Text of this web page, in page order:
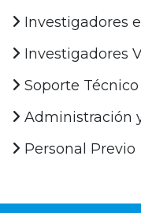
Investigadores
Investigadores
Soporte Técnico
Administración
Personal Previo